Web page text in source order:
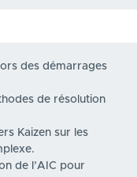
des démarrages
de résolution
Kaizen sur les
de l’AIC pour